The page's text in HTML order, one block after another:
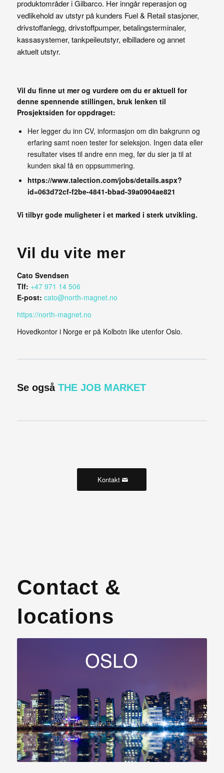
produktområder i Gilbarco. Her inngår reperasjon og
vedlikehold av utstyr på kunders Fuel & Retail stasjoner,
drivstoffanlegg, drivstoffpumper, betalingsterminaler,
kassasystemer, tankpeileutstyr, elbilladere og annet
aktuelt utstyr.
Vil du finne ut mer og vurdere om du er aktuell for
denne spennende stillingen, bruk lenken til
Prosjektsiden for oppdraget:
Her legger du inn CV, informasjon om din bakgrunn og
erfaring samt noen tester for seleksjon. Ingen data eller
resultater vises til andre enn meg, før du sier ja til at
kunden skal få en oppsummering.
https://www.talection.com/jobs/details.aspx?
id=063d72cf-f2be-4841-bbad-39a0904ae821
Vi tilbyr gode muligheter i et marked i sterk utvikling.
Vil du vite mer
Cato Svendsen
Tlf: +47 971 14 506
E-post: cato@north-magnet.no
https://north-magnet.no
Hovedkontor i Norge er på Kolbotn like utenfor Oslo.
Se også THE JOB MARKET
Kontakt
Contact &
locations